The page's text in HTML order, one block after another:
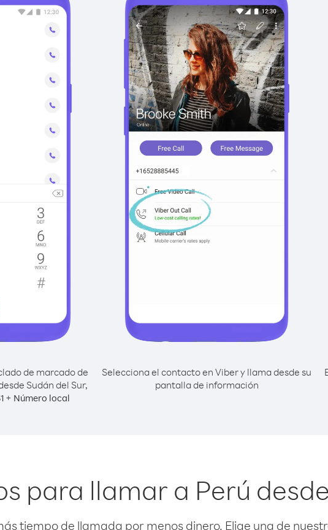
de marcado de
Sudán del Sur,
+ Número local
Selecciona el contacto en Viber y llama desde su
pantalla de información
para llamar a Perú
tiempo de llamada por menos dinero. Elige una de